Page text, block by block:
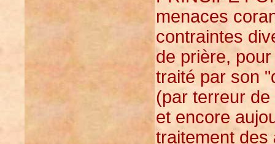
menaces
contraintes
de prière,
traité par son
(par terreur
et encore
traitement des